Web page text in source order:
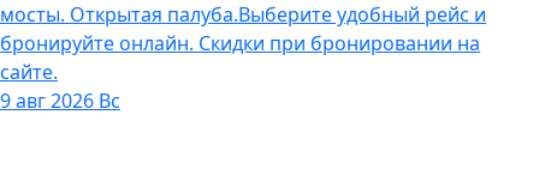
мосты. Открытая палуба.Выберите удобный рейс и
бронируйте онлайн. Скидки при бронировании на
сайте.
9 авг 2026 Вс